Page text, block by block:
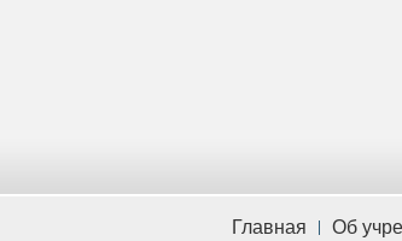
Главная Об